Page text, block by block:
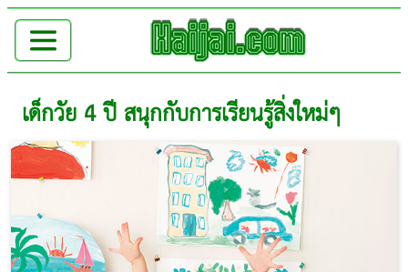
เด็กวัย 4 ปี สนุกกับการเรียนรู้สิ่งใหม่ๆ